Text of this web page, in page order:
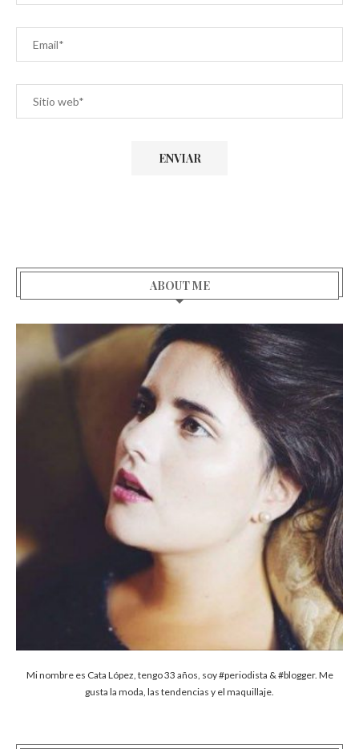
ABOUT ME
Mi nombre es Cata López, tengo 33 años, soy #periodista & #blogger. Me
gusta la moda, las tendencias y el maquillaje.